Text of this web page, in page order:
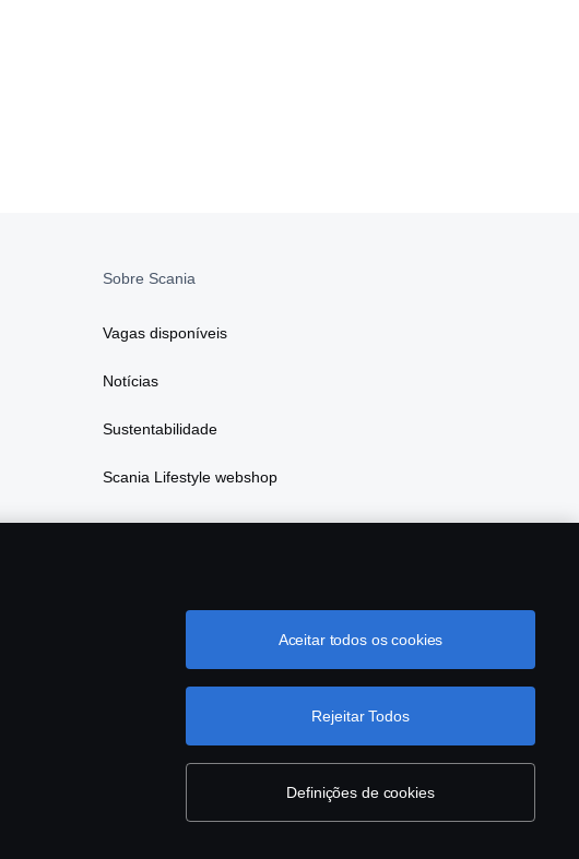
Sobre Scania
Vagas disponíveis
Notícias
Sustentabilidade
Scania Lifestyle webshop
Cookie Configurações
Definições de cookies
Rejeitar Todos
Aceitar todos os cookies